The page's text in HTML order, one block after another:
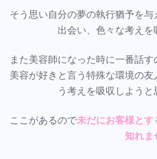
そう思い自分の夢の執行猶予を
出会い、色々な考えを
また美容師になった時に一番話
美容が好きと言う特殊な環境の
う考えを吸収しようと
ここがあるので未だにお客様とす
知れま